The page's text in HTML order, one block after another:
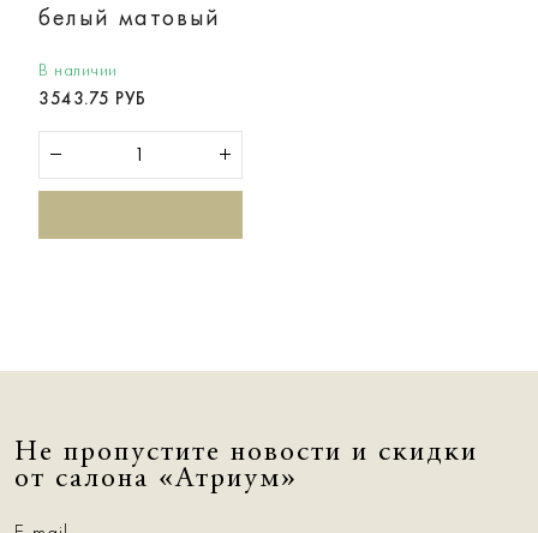
белый матовый
В наличии
3543.75 РУБ
Не пропустите новости и скидки
от салона «Атриум»